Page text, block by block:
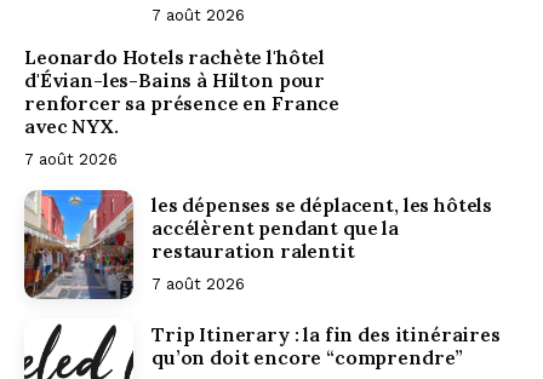
7 août 2026
Leonardo Hotels rachète l'hôtel
d'Évian-les-Bains à Hilton pour
renforcer sa présence en France
avec NYX.
7 août 2026
les dépenses se déplacent, les hôtels
accélèrent pendant que la
restauration ralentit
7 août 2026
Trip Itinerary : la fin des itinéraires
qu’on doit encore “comprendre”